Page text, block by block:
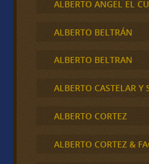
ALBERTO ANGEL EL
ALBERTO BELTRÁN
ALBERTO BELTRAN
ALBERTO CASTELAR Y
ALBERTO CORTEZ
ALBERTO CORTEZ &